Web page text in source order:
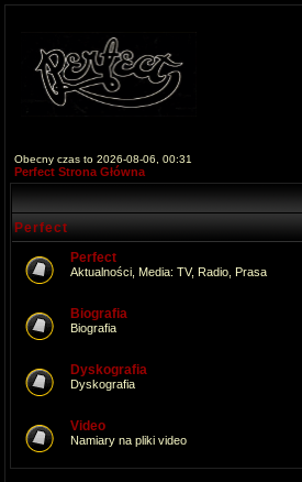
Obecny czas to 2026-08-06, 00:31
Perfect Strona Główna
Perfect
Perfect
Aktualności, Media: TV, Radio, Prasa
Biografia
Biografia
Dyskografia
Dyskografia
Video
Namiary na pliki video